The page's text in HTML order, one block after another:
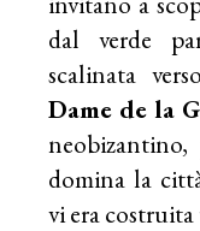
dal verde
scalinata
Dame de la
domina la
vi era